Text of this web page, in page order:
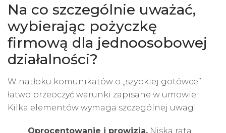
Na co szczególnie uważać,
wybierając pożyczkę
firmową dla jednoosobowej
działalności?
W natłoku komunikatów o „szybkiej gotówce”
łatwo przeoczyć warunki zapisane w umowie.
Kilka elementów wymaga szczególnej uwagi:
Oprocentowanie i prowizja. Niska rata